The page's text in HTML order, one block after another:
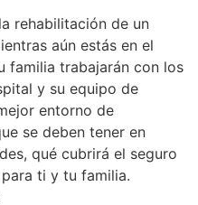
rehabilitación de un
aún estás en el
familia trabajarán con los
y su equipo de
entorno de
se deben tener en
qué cubrirá el seguro
ti y tu familia.